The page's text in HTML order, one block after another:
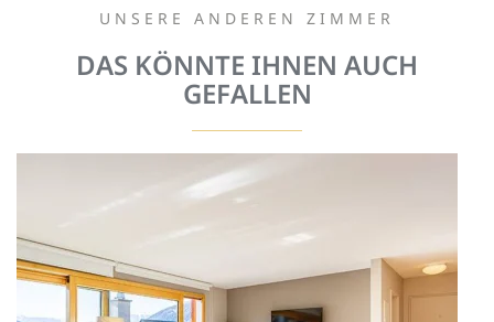
UNSERE ANDEREN ZIMMER
DAS KÖNNTE IHNEN AUCH
GEFALLEN